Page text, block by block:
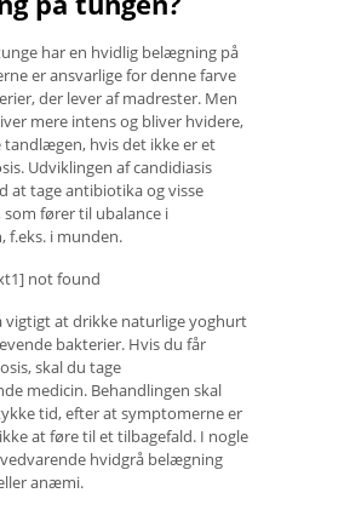
har en hvidlig belægning på
er ansvarlige for denne farve
der lever af madrester. Men
mere intens og bliver hvidere,
hvis det ikke er et
Udviklingen af ​​candidiasis
at tage antibiotika og visse
fører til ubalance i
f.eks. i munden.
not found
vigtigt at drikke naturlige yoghurt
bakterier. Hvis du får
skal du tage
medicin. Behandlingen skal
tid, efter at symptomerne er
at føre til et tilbagefald. I nogle
hvidgrå belægning
anæmi.